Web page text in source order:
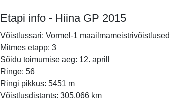
Etapi info - Hiina GP 2015
Võistlussari: Vormel-1 maailmameistrivõistlused
Mitmes etapp: 3
Sõidu toimumise aeg: 12. aprill
Ringe: 56
Ringi pikkus: 5451 m
Võistlusdistants: 305.066 km